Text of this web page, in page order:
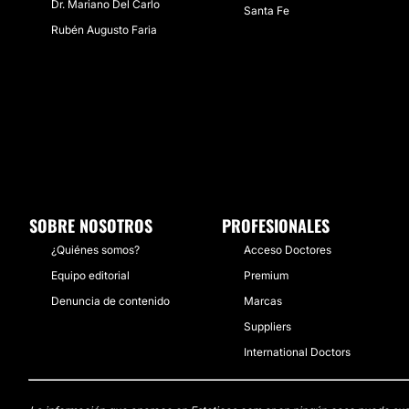
Dr. Mariano Del Carlo
Rubén Augusto Faria
Santa Fe
SOBRE NOSOTROS
¿Quiénes somos?
Equipo editorial
Denuncia de contenido
PROFESIONALES
Acceso Doctores
Premium
Marcas
Suppliers
International Doctors